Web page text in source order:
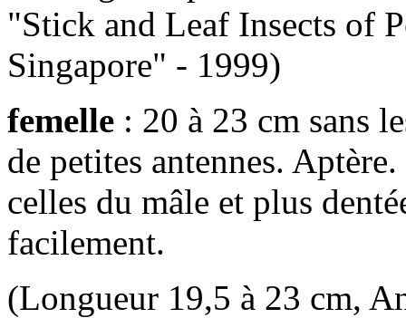
"Stick and Leaf Insects of
Singapore" - 1999)
femelle : 20 à 23 cm sans
de petites antennes.
celles du mâle et plus
facilement.
(Longueur 19,5 à 23 cm,